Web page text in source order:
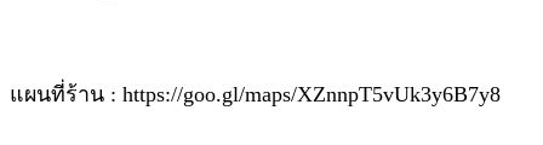
แผนที่ร้าน : https://goo.gl/maps/XZnnpT5vUk3y6B7y8